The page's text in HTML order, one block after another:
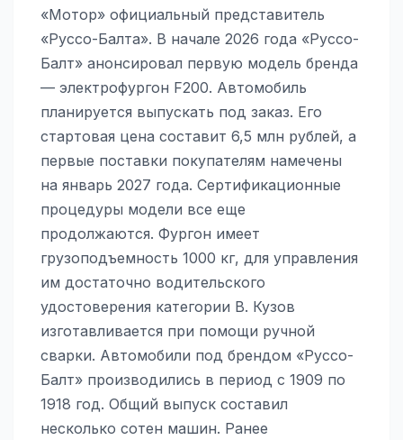
«Мотор» официальный представитель
«Руссо-Балта». В начале 2026 года «Руссо-
Балт» анонсировал первую модель бренда
— электрофургон F200. Автомобиль
планируется выпускать под заказ. Его
стартовая цена составит 6,5 млн рублей, а
первые поставки покупателям намечены
на январь 2027 года. Сертификационные
процедуры модели все еще
продолжаются. Фургон имеет
грузоподъемность 1000 кг, для управления
им достаточно водительского
удостоверения категории B. Кузов
изготавливается при помощи ручной
сварки. Автомобили под брендом «Руссо-
Балт» производились в период с 1909 по
1918 год. Общий выпуск составил
несколько сотен машин. Ранее